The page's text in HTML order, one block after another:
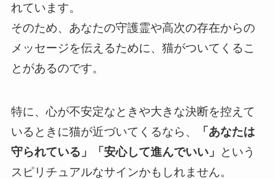
れています。
そのため、あなたの守護霊や高次の存在からの
メッセージを伝えるために、猫がついてくるこ
とがあるのです。
特に、心が不安定なときや大きな決断を控えて
いるときに猫が近づいてくるなら、
「あなたは
守られている」「安心して進んでいい」
という
スピリチュアルなサインかもしれません。